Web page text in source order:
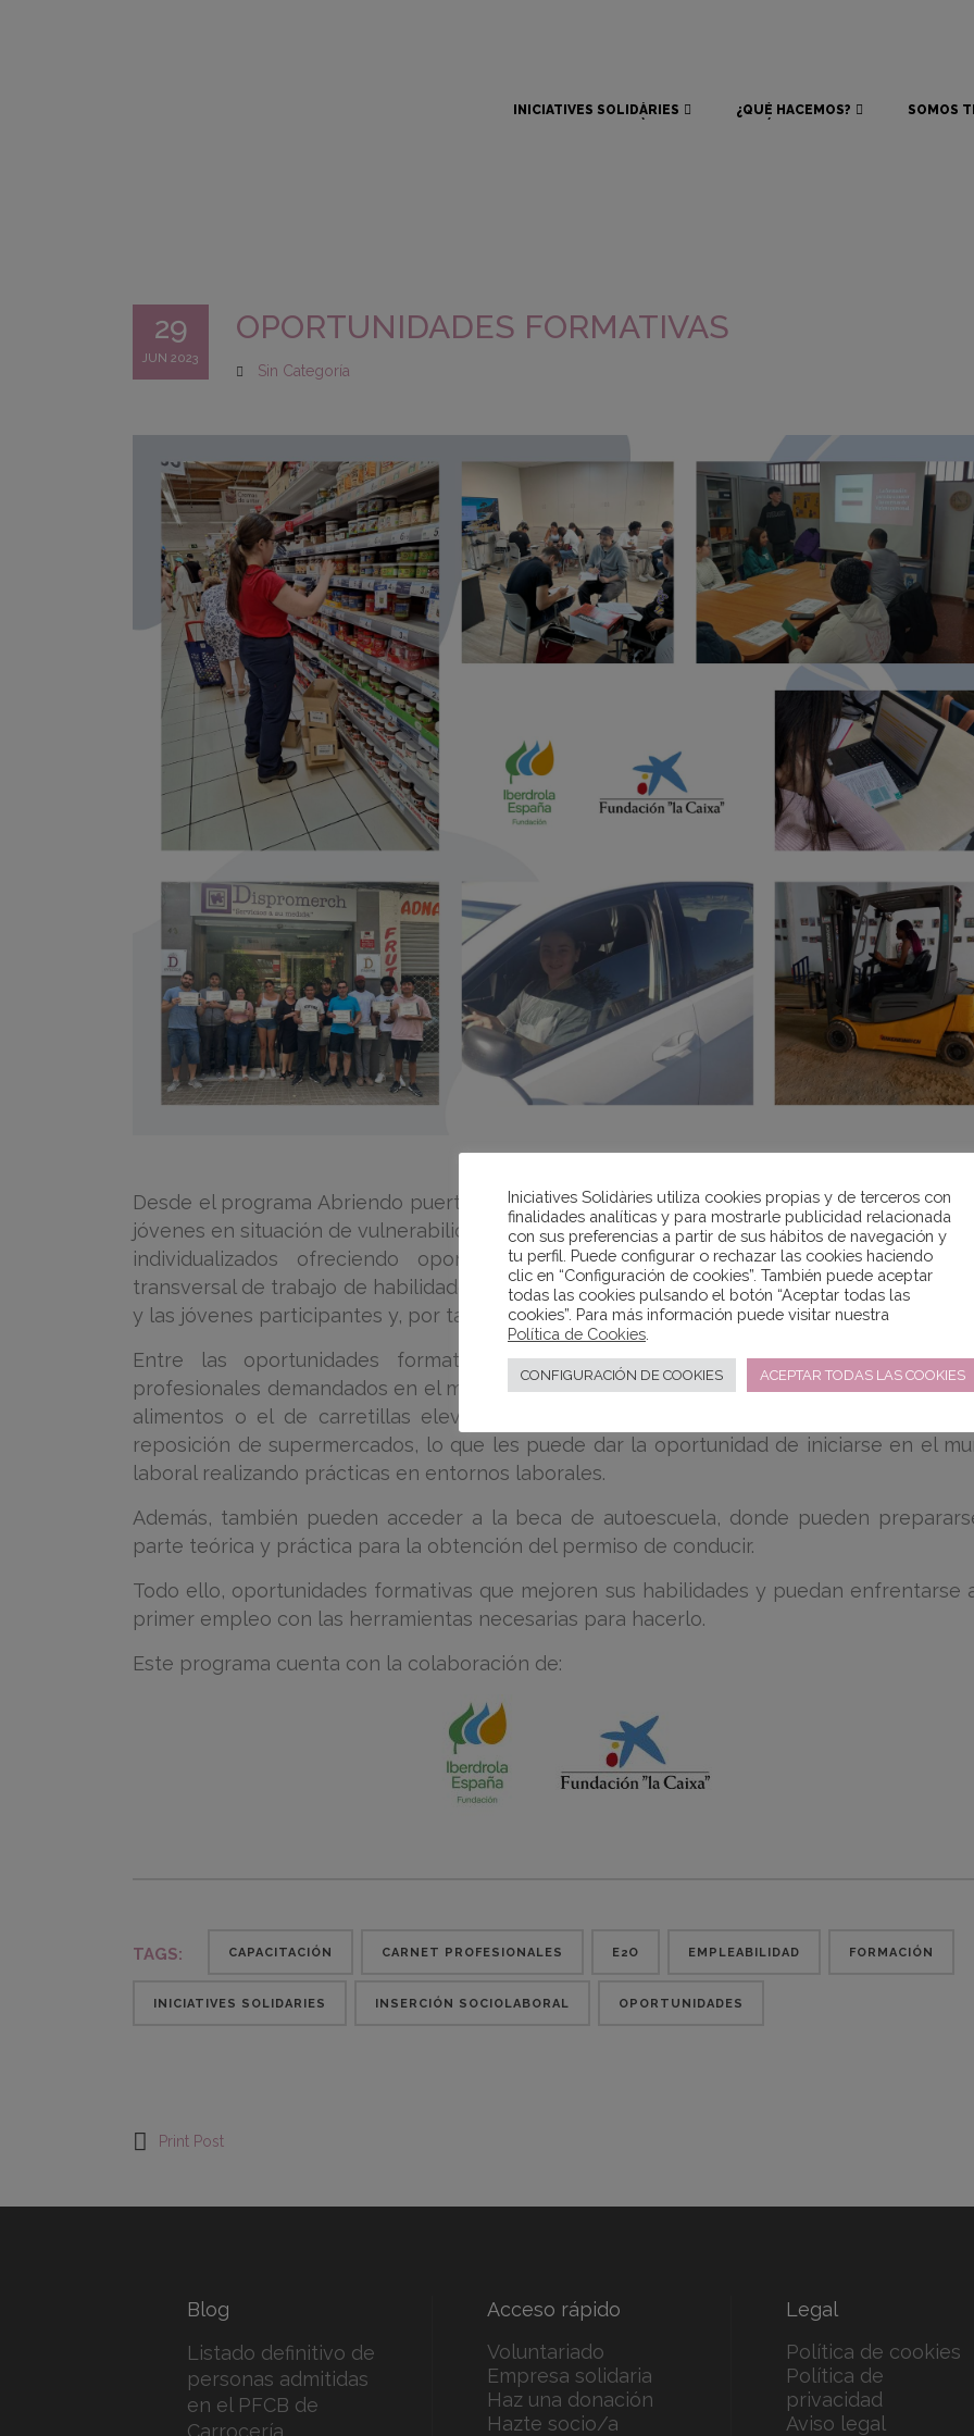
INICIATIVES SOLIDÀRIES
¿QUÉ HACEMOS?
SOMOS
29
JUN 2023
OPORTUNIDADES FORMATIVAS
Sin Categoría
Desde el programa Abriendo puertas nos enfrentamos al reto de la inserción
jóvenes en situación de vulnerabilidad social. Para ello, apostamos por el diseño de
individualizados ofreciendo oportunidades educativas y formativas con un
transversal de trabajo de habilidades sociales. Todo ello, para mejorar la empleabilidad
y las jóvenes participantes y, por tanto, facilitar su futura inserción sociolaboral.
Entre las oportunidades formativas dotamos a los y las participantes de
profesionales demandados en el mundo empresarial, como son el carnet de
alimentos o el de carretillas elevadoras, así como la formación de Atención al
reposición de supermercados, lo que les puede dar la oportunidad de iniciarse en el
laboral realizando prácticas en entornos laborales.
Además, también pueden acceder a la beca de autoescuela, donde pueden
parte teórica y práctica para la obtención del permiso de conducir.
Todo ello, oportunidades formativas que mejoren sus habilidades y puedan enfrentarse
primer empleo con las herramientas necesarias para hacerlo.
Este programa cuenta con la colaboración de:
TAGS: CAPACITACIÓN CARNET PROFESIONALES E2O EMPLEABILIDAD FORMACIÓN
INICIATIVES SOLIDARIES INSERCIÓN SOCIOLABORAL OPORTUNIDADES
Print Post
Blog
Listado definitivo de
personas admitidas
en el PFCB de
Carrocería
Acceso rápido
Voluntariado
Empresa solidaria
Haz una donación
Hazte socio/a
Legal
Política de cookies
Política de
privacidad
Aviso legal
Iniciatives Solidàries utiliza cookies propias y de terceros con
finalidades analíticas y para mostrarle publicidad relacionada
con sus preferencias a partir de sus hábitos de navegación y
tu perfil. Puede configurar o rechazar las cookies haciendo
clic en “Configuración de cookies”. También puede aceptar
todas las cookies pulsando el botón “Aceptar todas las
cookies”. Para más información puede visitar nuestra
Política de Cookies
CONFIGURACIÓN DE COOKIES ACEPTAR TODAS LAS COOKIES